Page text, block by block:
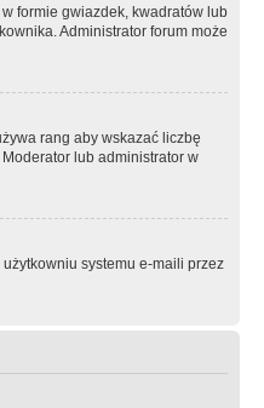
formie gwiazdek, kwadratów lub
Administrator forum może
rang aby wskazać liczbę
lub administrator w
systemu e-maili przez